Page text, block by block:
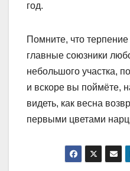
год.
Помните, что
главные союзники
небольшого участка,
и вскоре вы поймёте,
видеть, как весна
первыми цветами